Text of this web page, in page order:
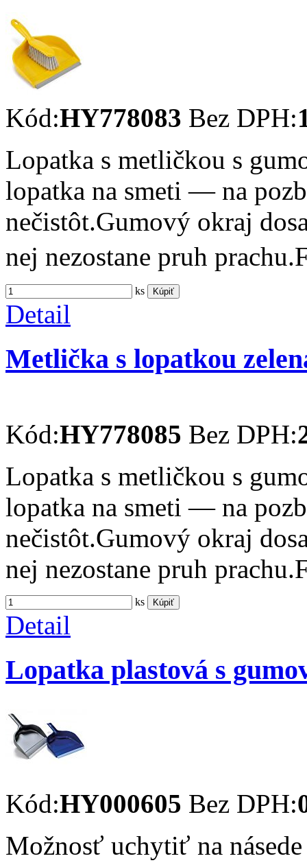
Kód:HY778083 Bez DPH:
Lopatka s metličkou s
lopatka na smeti — na
nečistôt.Gumový okraj
nej nezostane pruh
ks Kúpiť
Detail
Metlička s lopatkou
Kód:HY778085 Bez DPH:
Lopatka s metličkou s
lopatka na smeti — na
nečistôt.Gumový okraj
nej nezostane pruh
ks Kúpiť
Detail
Lopatka plastová s
Kód:HY000605 Bez DPH:
Možnosť uchytiť na